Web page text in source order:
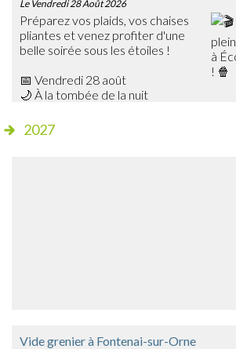
Le Vendredi 28 Août 2026
Préparez vos plaids, vos chaises
pliantes et venez profiter d'une
belle soirée sous les étoiles !
📅 Vendredi 28 août
🌙 À la tombée de la nuit
🎥 Cette année, découvrez Les Bad
2027
Vide grenier à Fontenai-sur-Orne